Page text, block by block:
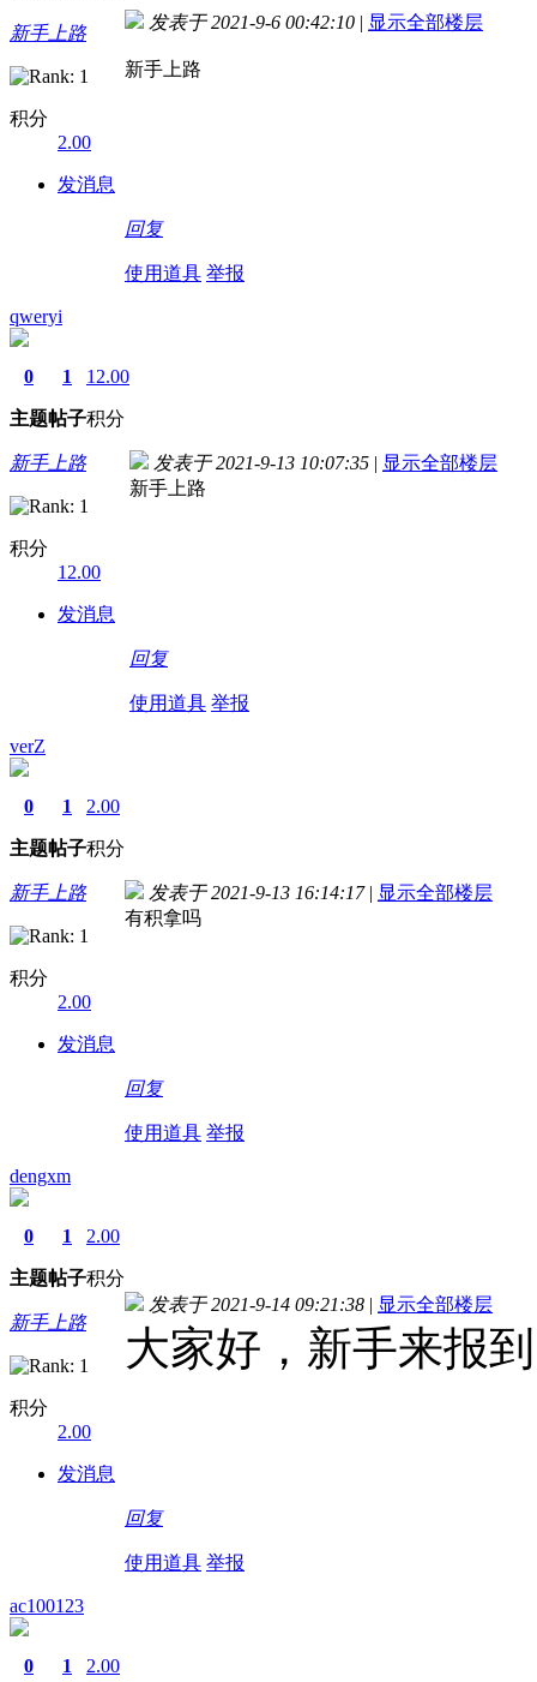
新手上路
积分
2.00
发消息
发表于 2021-9-6 00:42:10 | 显示全部楼层
新手上路
回复
使用道具 举报
qweryi
0
主题
1
帖子
12.00
积分
新手上路
积分
12.00
发消息
发表于 2021-9-13 10:07:35 | 显示全部楼层
新手上路
回复
使用道具 举报
verZ
0
主题
1
帖子
2.00
积分
新手上路
积分
2.00
发消息
发表于 2021-9-13 16:14:17 | 显示全部楼层
有积拿吗
回复
使用道具 举报
dengxm
0
主题
1
帖子
2.00
积分
新手上路
积分
2.00
发消息
发表于 2021-9-14 09:21:38 | 显示全部楼层
大家好，新手来报
回复
使用道具 举报
ac100123
0 1 2.00